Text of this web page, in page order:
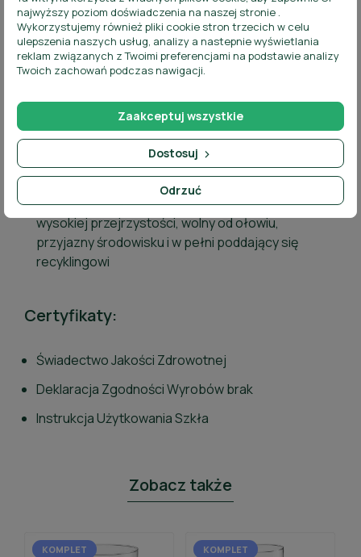
identyfikacją wizualną marki
Uniwersalna pojemność:doskonała do
tworzenia kompozycji kwiatowych, aranżacji z
Stabilna i wyważona forma:gwarantuje
trwałość i bezpieczeństwo zarówno w
codziennym użytkowaniu, jak i podczas transportu
czy ekspozycji plenerowych
Polskie szkło sodowo-wapniowe:materiał o
wysokiej przejrzystości, wolny od ołowiu,
przyjazny środowisku i w pełni poddający się
recyklingowi
Certyfikaty:
Świadectwo Jakości Zdrowotnej
Deklaracja Zgodności Wyrobów brak
Instrukcja Użytkowania Szkła
Zobacz także
KOMPLET KOMPLET
najwyższy poziom doświadczenia na naszej stronie .
Wykorzystujemy również pliki cookie stron trzecich w celu
ulepszenia naszych usług, analizy a nastepnie wyświetlania
reklam związanych z Twoimi preferencjami na podstawie analizy
Twoich zachowań podczas nawigacji.
Odrzuć
Dostosuj
Zaakceptuj wszystkie